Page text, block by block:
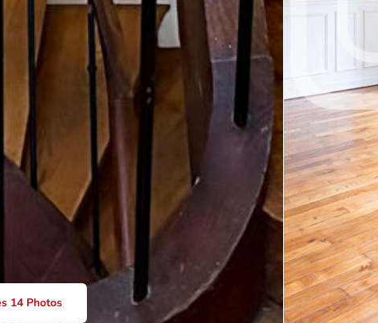
14 Photos